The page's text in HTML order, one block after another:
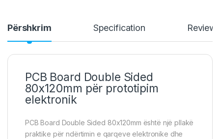
Përshkrim Specification
PCB Board Double Sided
80x120mm për prototipim
elektronik
PCB Board Double Sided 80x120mm është një pllakë
praktike për ndërtimin e qarqeve elektronike dhe